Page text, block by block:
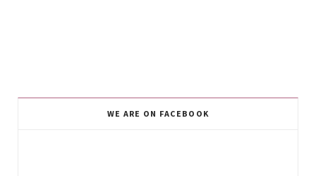
WE ARE ON FACEBOOK